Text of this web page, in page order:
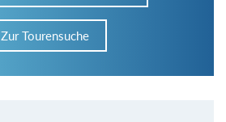
Zur Tourensuche